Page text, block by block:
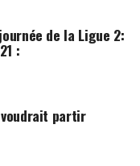
de la Ligue 2:
:
voudrait partir